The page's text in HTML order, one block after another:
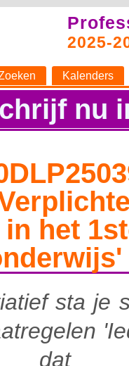
2025-
Kalenders
nu
het
sta je